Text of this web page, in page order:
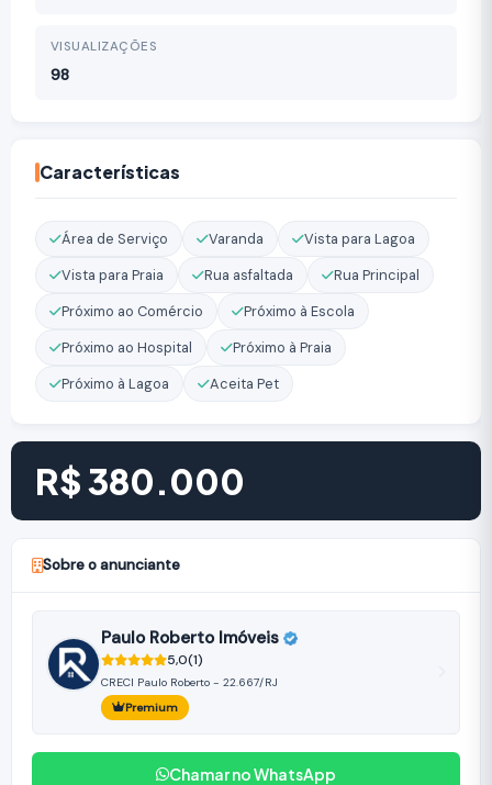
VISUALIZAÇÕES
98
Características
Área de Serviço Varanda
Vista para Lagoa
Vista para Praia
Rua asfaltada
Rua Principal
Próximo ao Comércio
Próximo à Escola
Próximo ao Hospital
Próximo à Praia
Próximo à Lagoa
Aceita Pet
R$ 380.000
Sobre o anunciante
Paulo Roberto Imóveis
5,0(1)
CRECI Paulo Roberto - 22.667/RJ
Premium
Chamar no WhatsApp